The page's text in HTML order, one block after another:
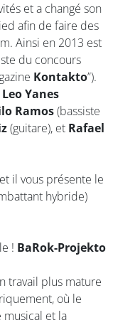
et a changé son
afin de faire des
Ainsi en 2013 est
du concours
Kontakto”).
Leo Yanes
Ramos(bassiste
(guitare), et Rafael
il vous présente le
hybride)
! BaRok-Projekto
travail plus mature
où le
et la